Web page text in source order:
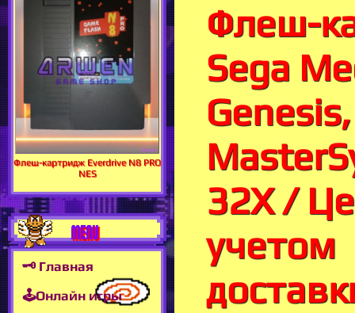
Флеш-картридж Everdrive N8 PRO
NES
MENU
🗝 Главная
🕹Онлайн игры
Флеш-
Sega
Genesis,
32X /
учетом